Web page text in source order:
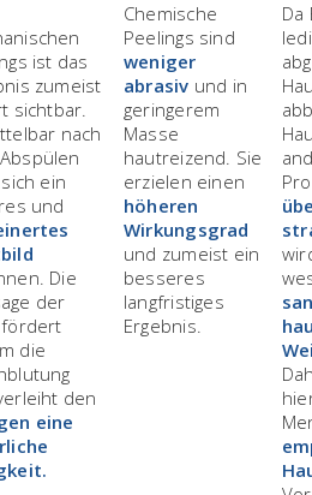
ist das
zumeist
sichtbar.
nach
ein
und
Die
der
die
den
eine
Chemische
Peelings sind
weniger
abrasiv und in
geringerem
Masse
hautreizend. Sie
erzielen einen
höheren
Wirkungsgrad
und zumeist ein
besseres
langfristiges
Ergebnis.
Da